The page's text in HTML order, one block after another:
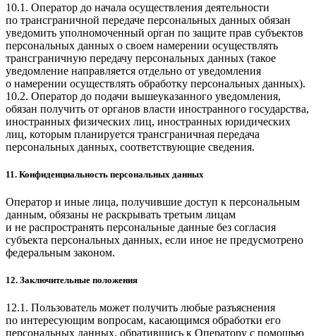
10.1. Оператор до начала осуществления деятельности
по трансграничной передаче персональных данных обязан
уведомить уполномоченный орган по защите прав субъектов
персональных данных о своем намерении осуществлять
трансграничную передачу персональных данных (такое
уведомление направляется отдельно от уведомления
о намерении осуществлять обработку персональных данных).
10.2. Оператор до подачи вышеуказанного уведомления,
обязан получить от органов власти иностранного государства,
иностранных физических лиц, иностранных юридических
лиц, которым планируется трансграничная передача
персональных данных, соответствующие сведения.
11. Конфиденциальность персональных данных
Оператор и иные лица, получившие доступ к персональным
данным, обязаны не раскрывать третьим лицам
и не распространять персональные данные без согласия
субъекта персональных данных, если иное не предусмотрено
федеральным законом.
12. Заключительные положения
12.1. Пользователь может получить любые разъяснения
по интересующим вопросам, касающимся обработки его
персональных данных, обратившись к Оператору с помощью